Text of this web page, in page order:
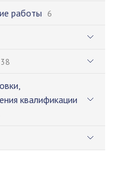
работы 6
38
квалификации